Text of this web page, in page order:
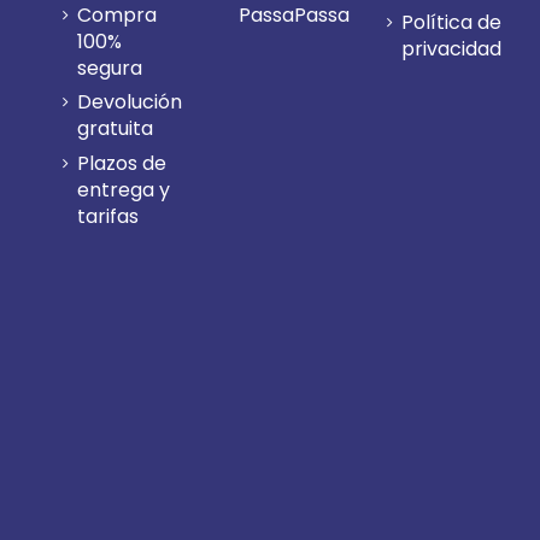
Compra
100%
segura
Devolución
gratuita
Plazos de
entrega y
tarifas
PassaPassa
Política de
privacidad